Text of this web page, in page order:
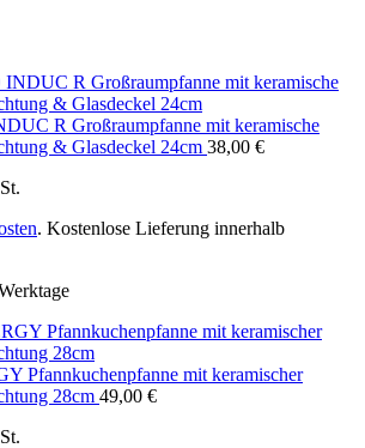
R Großraumpfanne mit keramische
& Glasdeckel 24cm 38,00 €
. Kostenlose Lieferung innerhalb
Pfannkuchenpfanne mit keramischer
28cm 49,00 €